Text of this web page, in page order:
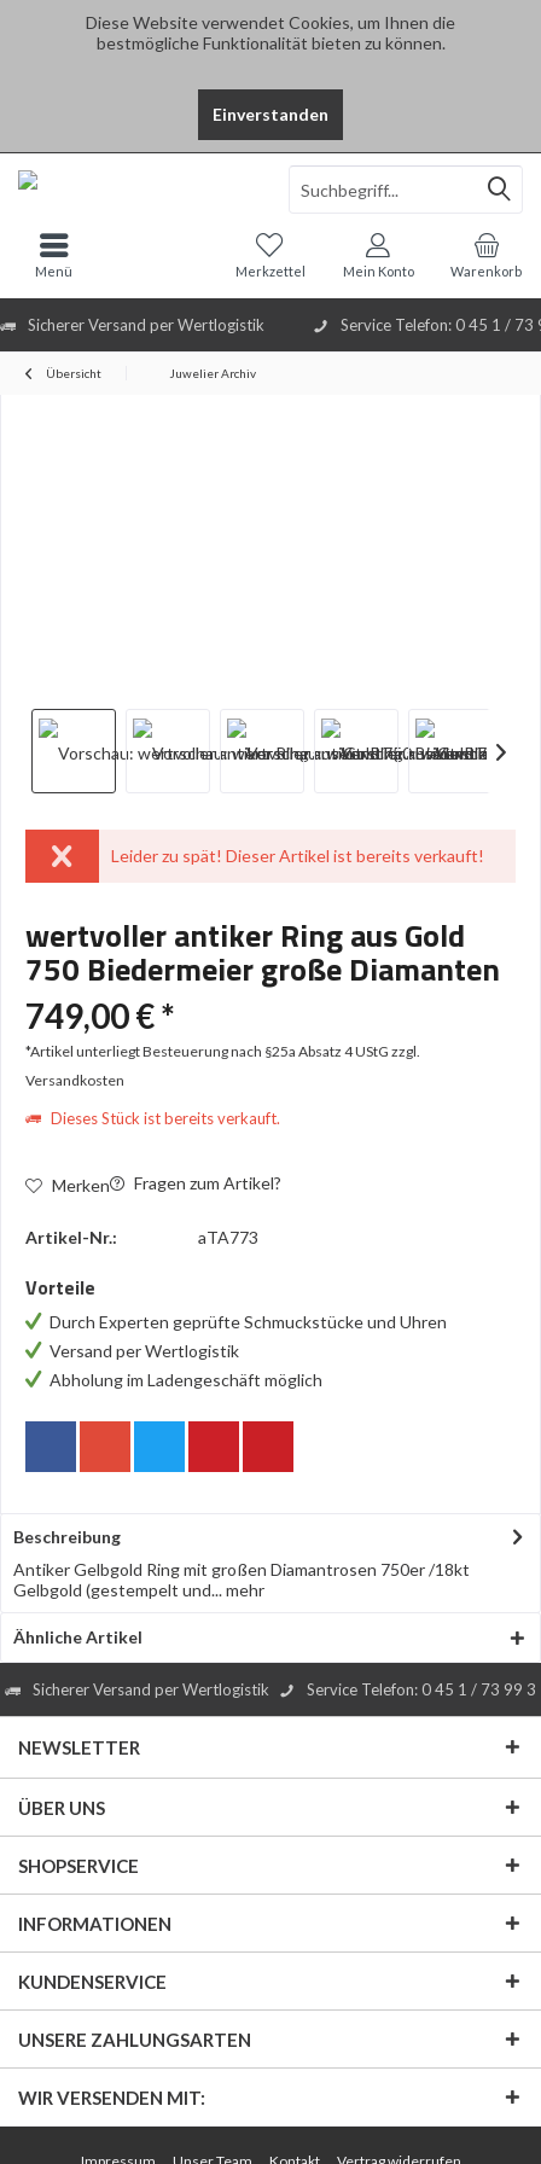
Diese Website verwendet Cookies, um Ihnen die
bestmögliche Funktionalität bieten zu können.
Einverstanden
Sicherer Versand per Wertlogistik Service Telefon: 0 45 1 / 73
Warenkorb
Merkzettel Mein Konto
Menü
Übersicht Juwelier Archiv
Leider zu spät! Dieser Artikel ist bereits verkauft!
wertvoller antiker Ring aus Gold
750 Biedermeier große Diamanten
749,00 € *
*Artikel unterliegt Besteuerung nach §25a Absatz 4 UStG zzgl.
Versandkosten
Dieses Stück ist bereits verkauft.
Merken Fragen zum Artikel?
Artikel-Nr.: aTA773
Vorteile
Durch Experten geprüfte Schmuckstücke und Uhren
Versand per Wertlogistik
Abholung im Ladengeschäft möglich
Beschreibung
Antiker Gelbgold Ring mit großen Diamantrosen 750er /18kt
Gelbgold (gestempelt und...mehr
Ähnliche Artikel
Sicherer Versand per Wertlogistik Service Telefon: 0 45 1 / 73 99 3
NEWSLETTER
ÜBER UNS
SHOPSERVICE
INFORMATIONEN
KUNDENSERVICE
UNSERE ZAHLUNGSARTEN
WIR VERSENDEN MIT: